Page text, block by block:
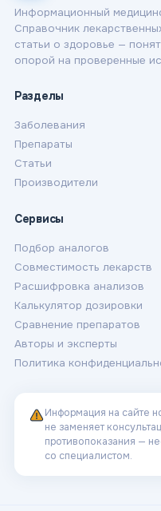
Информационный
Справочник
статьи о здоровье —
опорой на проверенные
Разделы
Заболевания
Препараты
Статьи
Производители
Сервисы
Подбор аналогов
Совместимость лекарств
Расшифровка анализов
Калькулятор дозировки
Сравнение препаратов
Авторы и эксперты
Политика
Информация на сайте
не заменяет
противопоказания —
со специалистом.